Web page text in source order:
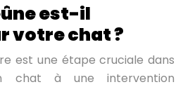
est-il
votre chat ?
est une étape cruciale dans
chat à une intervention